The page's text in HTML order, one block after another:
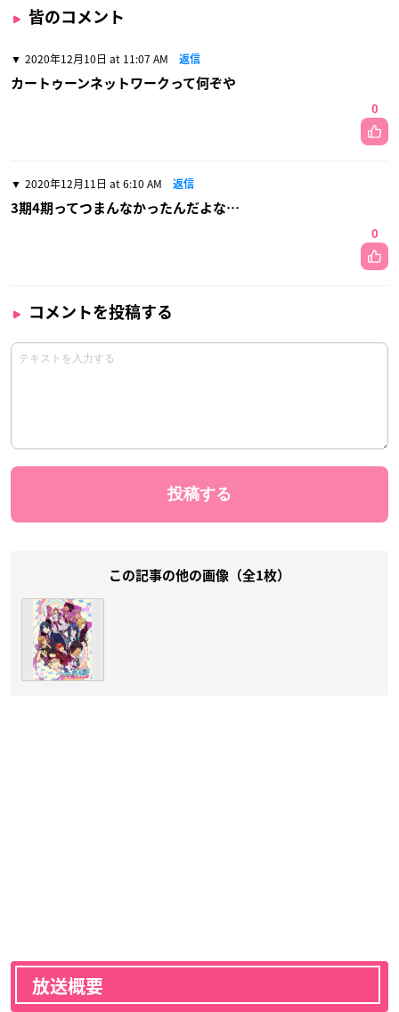
皆のコメント
2020年12月10日 at 11:07 AM 返信
カートゥーンネットワークって何ぞや
0
2020年12月11日 at 6:10 AM 返信
3期4期ってつまんなかったんだよな…
0
コメントを投稿する
この記事の他の画像（全1枚）
放送概要